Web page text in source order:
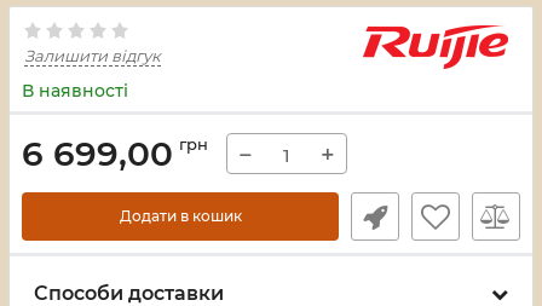
Залишити відгук
В наявності
6 699,00 грн − +
Додати в кошик
Способи доставки